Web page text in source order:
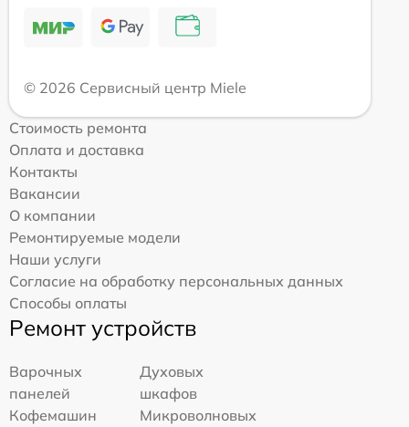
© 2026 Сервисный центр Miele
Стоимость ремонта
Оплата и доставка
Контакты
Вакансии
О компании
Ремонтируемые модели
Наши услуги
Согласие на обработку персональных данных
Способы оплаты
Ремонт устройств
Варочных
панелей
Духовых
шкафов
Кофемашин
Микроволновых